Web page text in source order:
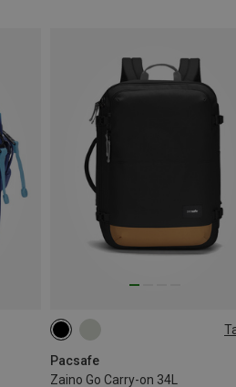
Pacsafe
Zaino Go Carry-on 34L
34L